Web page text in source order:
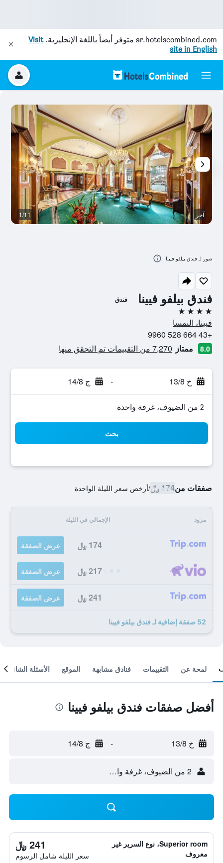
ar.hotelscombined.com متوفر أيضاً باللغة الإنجليزية.Visit
site in English
فندق بيلفو فيينا فندق
4 نجوم
فيينا، النمسا
+43 664 528 9960
8.0 ممتاز 7,270 من التقييمات تم التحقق منها
خ 13/8 - ج 14/8
2 من الضيوف، غرفة واحدة
بحث
صفقات من174 ﷼ /أرخص سعر الليلة الواحدة
مزود الإجمالي في الليلة
174 ﷼ عرض الصفقة
217 ﷼ عرض الصفقة
241 ﷼ عرض الصفقة
52 صفقة إضافية لـ فندق بيلفو فيينا
آخر 1/11
صور لـ فندق بيلفو فيينا
لمحة عن التقييمات فنادق مشابهة الموقع الأسئلة الشائعة
أفضل صفقات فندق بيلفو فيينا
خ 13/8 - ج 14/8
2 من الضيوف، غرفة واحدة
Superior room، نوع السرير غير
معروف
241 ﷼
سعر الليلة شامل الرسوم